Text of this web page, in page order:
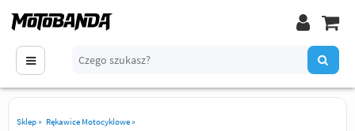
Sklep» Rękawice Motocyklowe»